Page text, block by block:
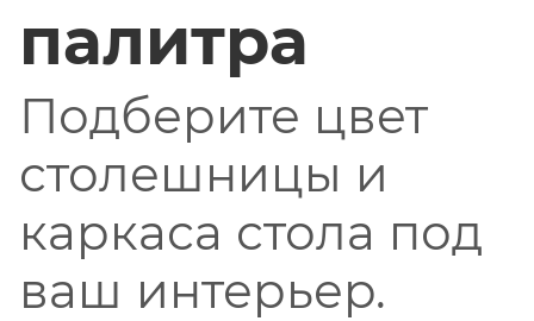
палитра
Подберите цвет
столешницы и
каркаса стола под
ваш интерьер.